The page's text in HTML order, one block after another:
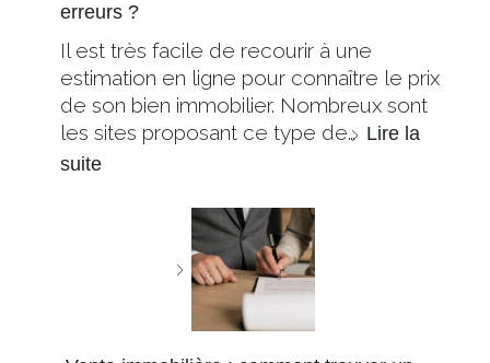
erreurs ?
Il est très facile de recourir à une
estimation en ligne pour connaître le prix
de son bien immobilier. Nombreux sont
les sites proposant ce type de… Lire la
suite